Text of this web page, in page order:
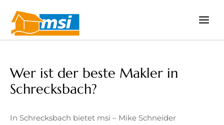
Inhalt
springen
Wer ist der beste Makler in
Schrecksbach?
In Schrecksbach bietet msi – Mike Schneider